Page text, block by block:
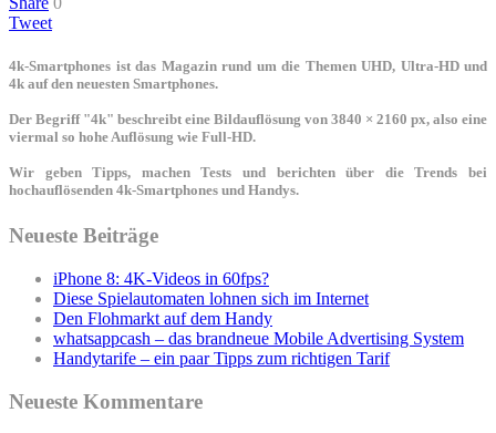
Tweet
4k-Smartphones ist das Magazin rund um die Themen UHD, Ultra-HD und
4k auf den neuesten Smartphones.
Der Begriff "4k" beschreibt eine Bildauflösung von 3840 × 2160 px, also eine
viermal so hohe Auflösung wie Full-HD.
Wir geben Tipps, machen Tests und berichten über die Trends bei
hochauflösenden 4k-Smartphones und Handys.
Neueste Beiträge
iPhone 8: 4K-Videos in 60fps?
Diese Spielautomaten lohnen sich im Internet
Den Flohmarkt auf dem Handy
whatsappcash – das brandneue Mobile Advertising System
Handytarife – ein paar Tipps zum richtigen Tarif
Neueste Kommentare